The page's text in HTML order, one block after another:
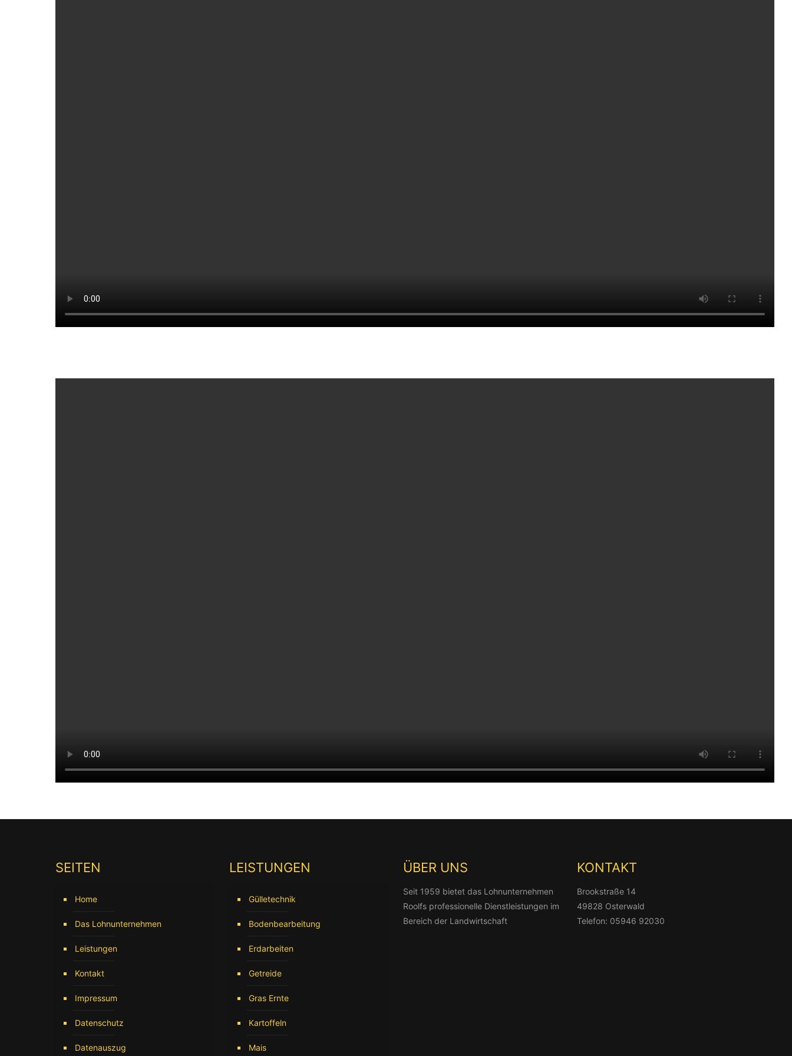
SEITEN
Home
Das Lohnunternehmen
Leistungen
Kontakt
Impressum
Datenschutz
Datenauszug
LEISTUNGEN
Gülletechnik
Bodenbearbeitung
Erdarbeiten
Getreide
Gras Ernte
Kartoffeln
Mais
ÜBER UNS
Seit 1959 bietet das Lohnunternehmen
Roolfs professionelle Dienstleistungen im
Bereich der Landwirtschaft
KONTAKT
Brookstraße 14
49828 Osterwald
Telefon: 05946 92030